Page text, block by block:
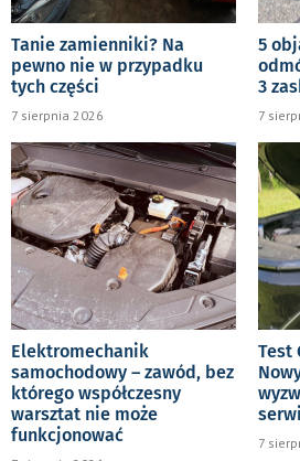
Tanie zamienniki? Na
pewno nie w przypadku
tych części
7 sierpnia 2026
5
3
7
Elektromechanik
samochodowy – zawód, bez
którego współczesny
warsztat nie może
funkcjonować
Test
7